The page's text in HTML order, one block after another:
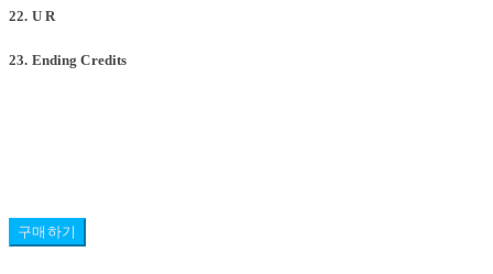
22. U R
23. Ending Credits
구매하기